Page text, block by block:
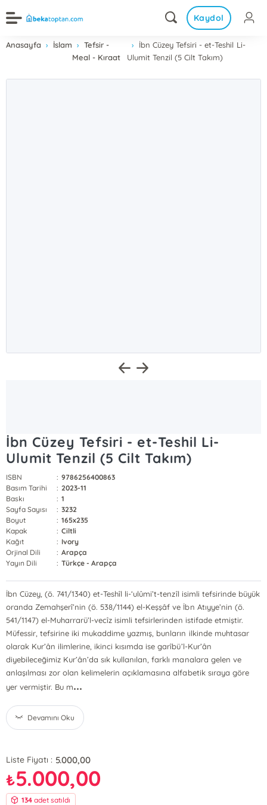
Kaydol
Anasayfa İslam
Tefsir -
Meal - Kıraat
İbn Cüzey Tefsiri - et-Teshil Li-
Ulumit Tenzil (5 Cilt Takım)
İbn Cüzey Tefsiri - et-Teshil Li-
Ulumit Tenzil (5 Cilt Takım)
ISBN : 9786256400863
Basım Tarihi
: 2023-11
Baskı
: 1
Sayfa Sayısı
: 3232
Boyut
: 165x235
Kapak
: Ciltli
Kağıt
: Ivory
Orjinal Dili
: Arapça
Yayın Dili
: Türkçe - Arapça
İbn Cüzey, (ö. 741/1340) et-Teshîl li-‘ulûmi’t-tenzîl isimli tefsirinde büyük
oranda Zemahşerî’nin (ö. 538/1144) el-Keşşâf ve İbn Atıyye’nin (ö.
541/1147) el-Muharrarü’l-vecîz isimli tefsirlerinden istifade etmiştir.
Müfessir, tefsirine iki mukaddime yazmış, bunların ilkinde muhtasar
olarak Kur’ân ilimlerine, ikinci kısımda ise garîbü’l-Kur’ân
diyebileceğimiz Kur’ân’da sık kullanılan, farklı manalara gelen ve
anlaşılması zor olan kelimelerin açıklamasına alfabetik sıraya göre
yer vermiştir. Bu m...
Devamını Oku
Liste Fiyatı : 5.000,00
₺5.000,00
134 adet satıldı